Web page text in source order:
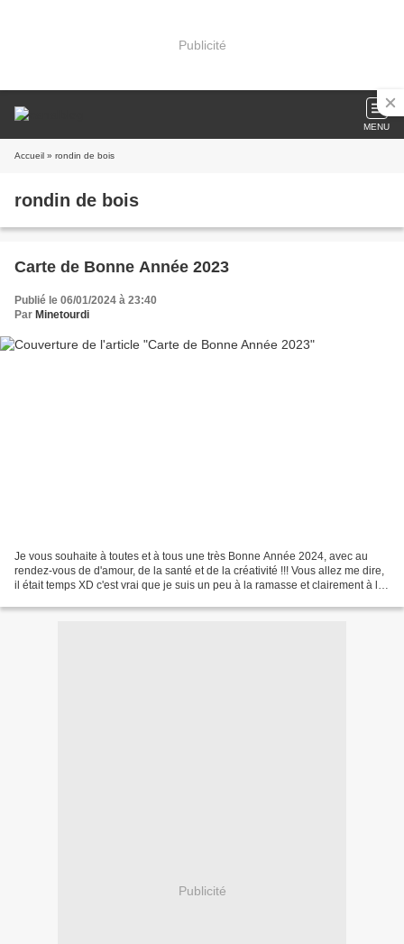
Publicité
MENU
Accueil » rondin de bois
rondin de bois
Carte de Bonne Année 2023
Publié le 06/01/2024 à 23:40
Par Minetourdi
Je vous souhaite à toutes et à tous une très Bonne Année 2024, avec au
rendez-vous de d'amour, de la santé et de la créativité !!! Vous allez me dire,
il était temps XD c'est vrai que je suis un peu à la ramasse et clairement à la
Publicité